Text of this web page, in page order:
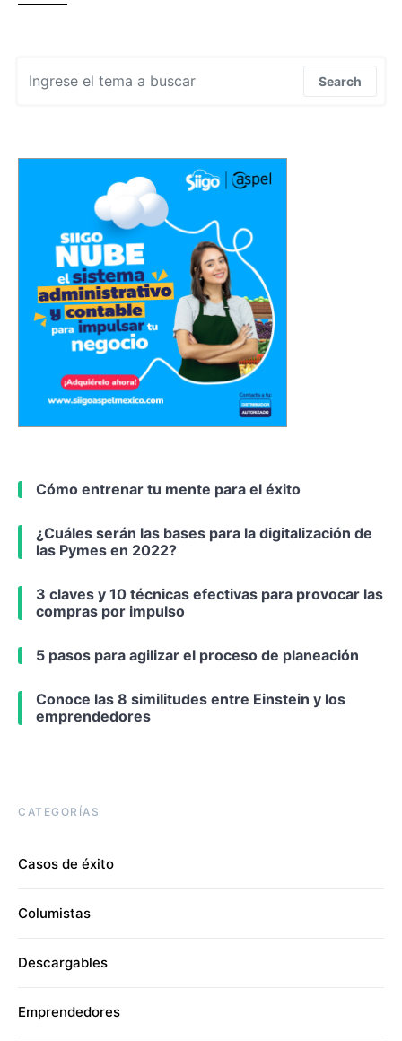
Search
Cómo entrenar tu mente para el éxito
¿Cuáles serán las bases para la digitalización de
las Pymes en 2022?
3 claves y 10 técnicas efectivas para provocar las
compras por impulso
5 pasos para agilizar el proceso de planeación
Conoce las 8 similitudes entre Einstein y los
emprendedores
CATEGORÍAS
Casos de éxito
Columistas
Descargables
Emprendedores